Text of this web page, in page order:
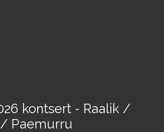
kontsert - Raalik /
Paemurru